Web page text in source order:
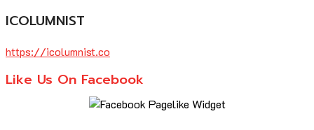
ICOLUMNIST
https://icolumnist.co
Like Us On Facebook